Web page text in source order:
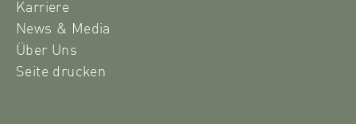
Karriere
News & Media
Über Uns
Seite drucken